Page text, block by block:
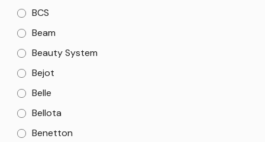
BCS
Beam
Beauty System
Bejot
Belle
Bellota
Benetton